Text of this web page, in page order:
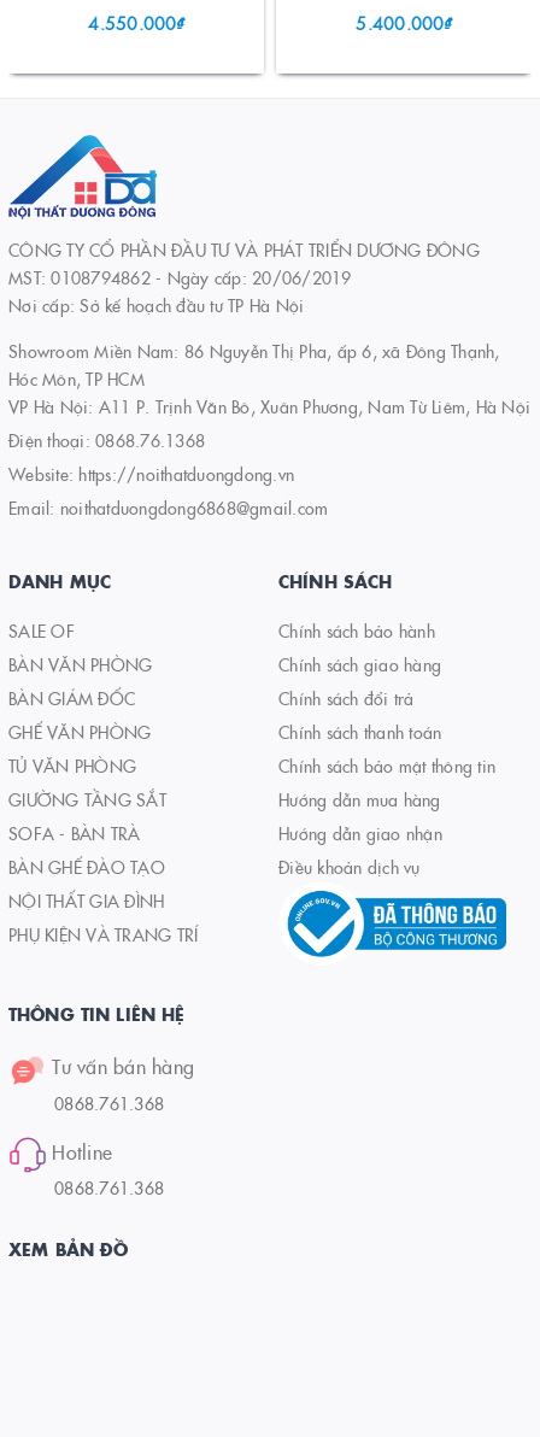
4.550.000₫
5.400.000₫
CÔNG TY CỔ PHẦN ĐẦU TƯ VÀ PHÁT TRIỂN DƯƠNG ĐÔNG
MST: 0108794862 - Ngày cấp: 20/06/2019
Nơi cấp: Sở kế hoạch đầu tư TP Hà Nội
Showroom Miền Nam: 86 Nguyễn Thị Pha, ấp 6, xã Đông Thạnh,
Hóc Môn, TP HCM
VP Hà Nội: A11 P. Trịnh Văn Bô, Xuân Phương, Nam Từ Liêm, Hà Nội
Điện thoại: 0868.76.1368
Website: https://noithatduongdong.vn
Email: noithatduongdong6868@gmail.com
DANH MỤC
SALE OF
BÀN VĂN PHÒNG
BÀN GIÁM ĐỐC
GHẾ VĂN PHÒNG
TỦ VĂN PHÒNG
GIƯỜNG TẦNG SẮT
SOFA - BÀN TRÀ
BÀN GHẾ ĐÀO TẠO
NỘI THẤT GIA ĐÌNH
PHỤ KIỆN VÀ TRANG TRÍ
CHÍNH SÁCH
Chính sách bảo hành
Chính sách giao hàng
Chính sách đổi trả
Chính sách thanh toán
Chính sách bảo mật thông tin
Hướng dẫn mua hàng
Hướng dẫn giao nhận
Điều khoản dịch vụ
THÔNG TIN LIÊN HỆ
Tư vấn bán hàng
0868.761.368
Hotline
0868.761.368
XEM BẢN ĐỒ